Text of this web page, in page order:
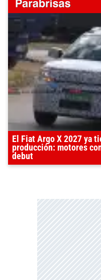
El Fiat Argo X 2027 ya
producción: motores
debut